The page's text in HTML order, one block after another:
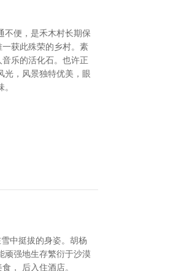
不便，是禾木村长期保
获此殊荣的乡村。素
乐的活化石。也许正
光，风景独特优美，眼
中挺拔的身姿。胡杨
顽强地生存繁衍于沙漠
， 后入住酒店。